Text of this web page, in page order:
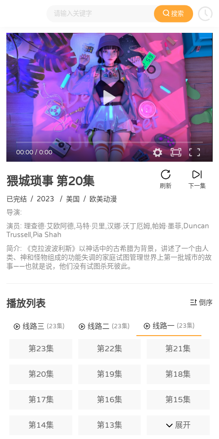
搜索
大家在看 日本动漫 国产动漫 欧美动漫 动漫电影
00:00/0:00
猥城琐事 第20集 下一集
刷新
已完结 / 2023 / 美国 / 欧美动漫
导演:
演员: 理查德·艾欧阿德,马特·贝里,汉娜·沃丁厄姆,帕姆·墨菲,Duncan
Trussell,Pia Shah
简介: 《克拉波波利斯》以神话中的古希腊为背景，讲述了一个由人
类、神和怪物组成的功能失调的家庭试图管理世界上第一批城市的故
事——也就是说，他们没有试图杀死彼此。
播放列表 倒序
线路三 (23集) 线路二 (23集) 线路一 (23集)
第23集 第22集 第21集
第20集 第19集 第18集
第17集 第16集 第15集
第14集 第13集 展开